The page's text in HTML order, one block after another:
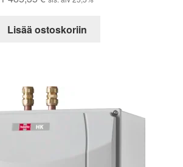
Lisää ostoskoriin